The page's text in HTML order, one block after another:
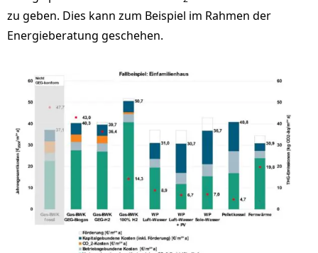
zu geben. Dies kann zum Beispiel im Rahmen der
Energieberatung geschehen.